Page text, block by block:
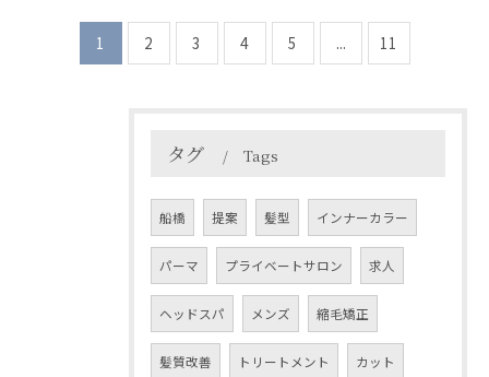
1 2 3 4 5 ... 11
タグ Tags
船橋 提案 髪型 インナーカラー
パーマ プライベートサロン 求人
ヘッドスパ メンズ 縮毛矯正
髪質改善 トリートメント カット